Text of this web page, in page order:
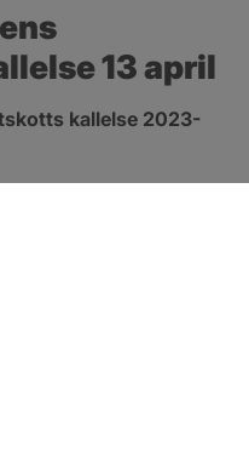
13 april
kallelse 2023-
öppnas i nytt fönster.